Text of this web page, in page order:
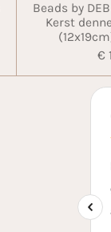
Beads by
Kerst
€